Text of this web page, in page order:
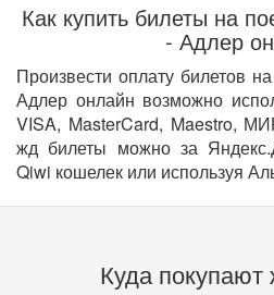
Как купить билеты на
- Адлер
Произвести оплату билетов
Адлер онлайн возможно
VISA, MasterCard, Maestro,
жд билеты можно за
Qiwi кошелек или используя
Куда